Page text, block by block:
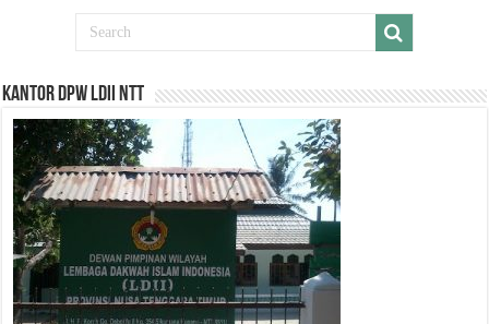
Kantor DPW LDII NTT